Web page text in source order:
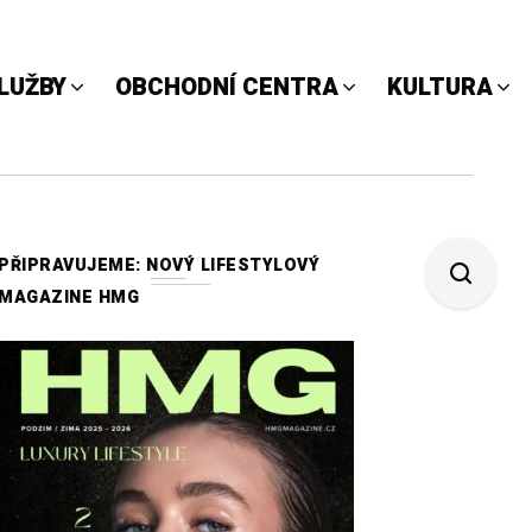
OBCHODNÍ CENTRA KULTURA
PŘIPRAVUJEME: NOVÝ LIFESTYLOVÝ
MAGAZINE HMG